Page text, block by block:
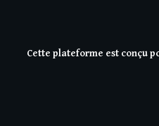
Cette plateforme est conçu